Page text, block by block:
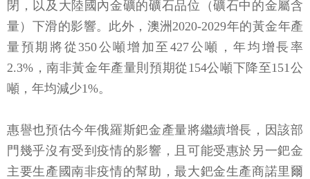
閉，以及大陸國內金礦的礦石品位（礦石中的金屬含
量）下滑的影響。此外，澳洲2020-2029年的黃金年產
量預期將從350公噸增加至427公噸，年均增長率
2.3%，南非黃金年產量則預期從154公噸下降至151公
噸，年均減少1%。
惠譽也預估今年俄羅斯鈀金產量將繼續增長，因該部
門幾乎沒有受到疫情的影響，且可能受惠於另一鈀金
主要生產國南非疫情的幫助，最大鈀金生產商諾里爾